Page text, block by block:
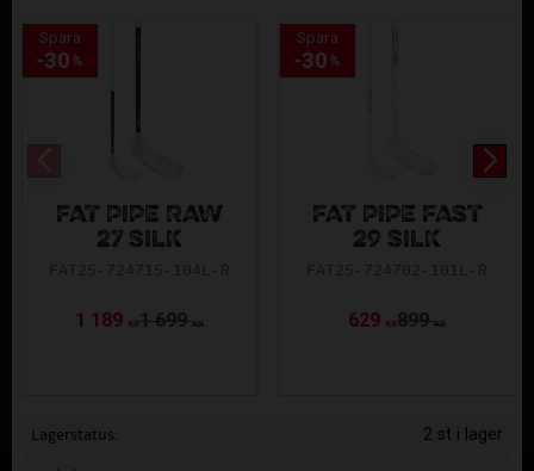
FAT PIPE RAW
27 SILK
1 189 KR1 699 KR
Spara
30 %
FAT PIPE FAST
29 SILK
629 KR899 KR
Spara
30 %
Lagerstatus 2 st i lager